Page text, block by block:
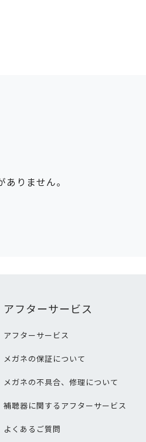
りません。
アフターサービス
アフターサービス
メガネの保証について
メガネの不具合、修理について
補聴器に関するアフターサービス
よくあるご質問